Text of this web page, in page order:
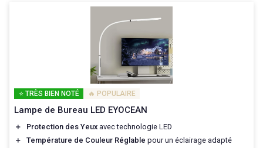
⭐ TRÈS BIEN NOTÉ 🔥 POPULAIRE
Lampe de Bureau LED EYOCEAN
＋ Protection des Yeux avec technologie LED
＋
Température de Couleur Réglable pour un éclairage adapté